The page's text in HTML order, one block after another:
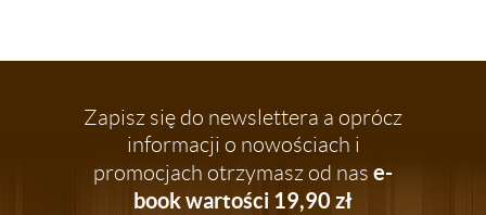
Zapisz się do newslettera a oprócz
informacji o nowościach i
promocjach otrzymasz od nas e-
book wartości 19,90 zł